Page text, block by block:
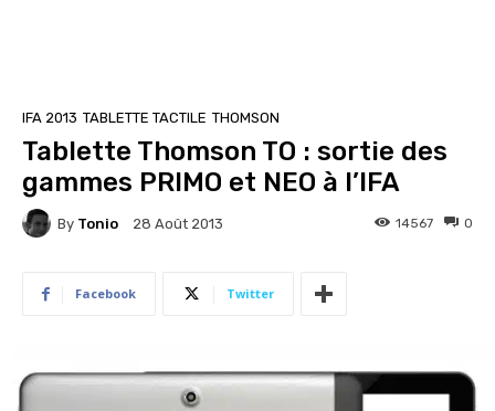
IFA 2013 TABLETTE TACTILE THOMSON
Tablette Thomson TO : sortie des
gammes PRIMO et NEO à l’IFA
By Tonio 28 Août 2013 0
14567
Facebook Twitter